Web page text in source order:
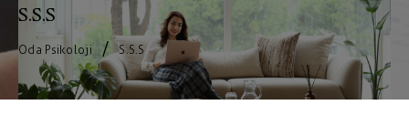
S.S.S
Oda Psikoloji S.S.S